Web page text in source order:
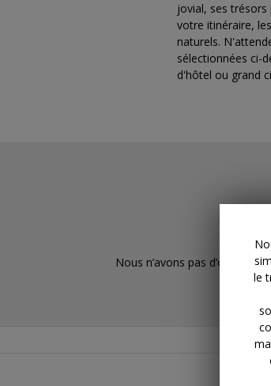
jovial, ses
votre itinéraire,
naturels.
sélectionnées ci-
d'hôtel ou grand
Nous n’avons pas d’offres
le